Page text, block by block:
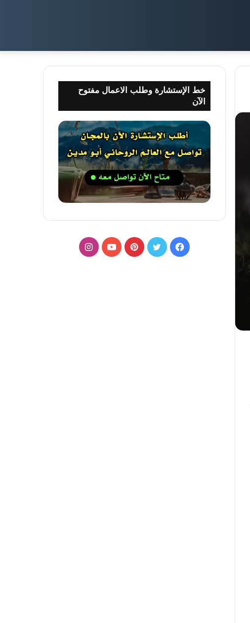
خط الإستشارة وطلب الاعمال مفتوح
الآن
فيسبوكتويتر بينتيريستيوتيوبانستقرام